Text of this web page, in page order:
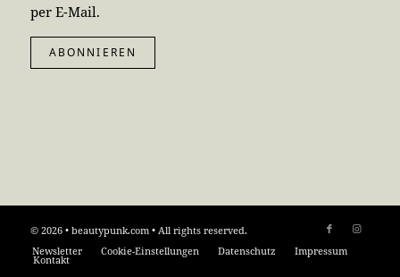
per E-Mail.
ABONNIEREN
© 2026 • beautypunk.com • All rights reserved.
Newsletter
Cookie-Einstellungen Datenschutz Impressum
Kontakt